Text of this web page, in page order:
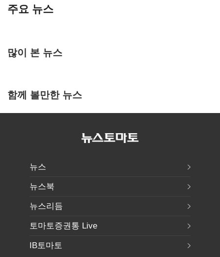
주요 뉴스
많이 본 뉴스
함께 볼만한 뉴스
뉴스
뉴스북
뉴스리듬
토마토증권통 Live
IB토마토